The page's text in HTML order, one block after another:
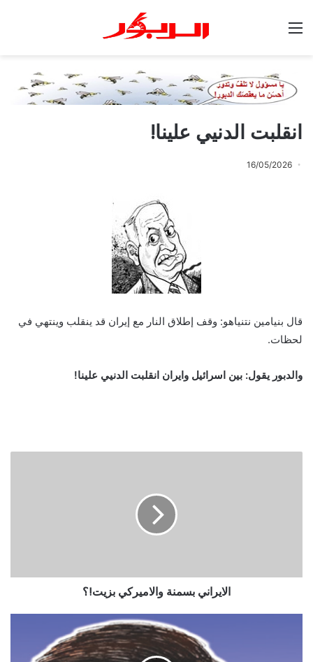
انقلبت الدنيي علينا!
16/05/2026
قال بنيامين نتنياهو: وقف إطلاق النار مع إيران قد ينقلب وينتهي في
لحظات.
والدبور يقول: بين اسرائيل وايران انقلبت الدنيي علينا!
الايراني بسمنة والاميركي بزيت!؟